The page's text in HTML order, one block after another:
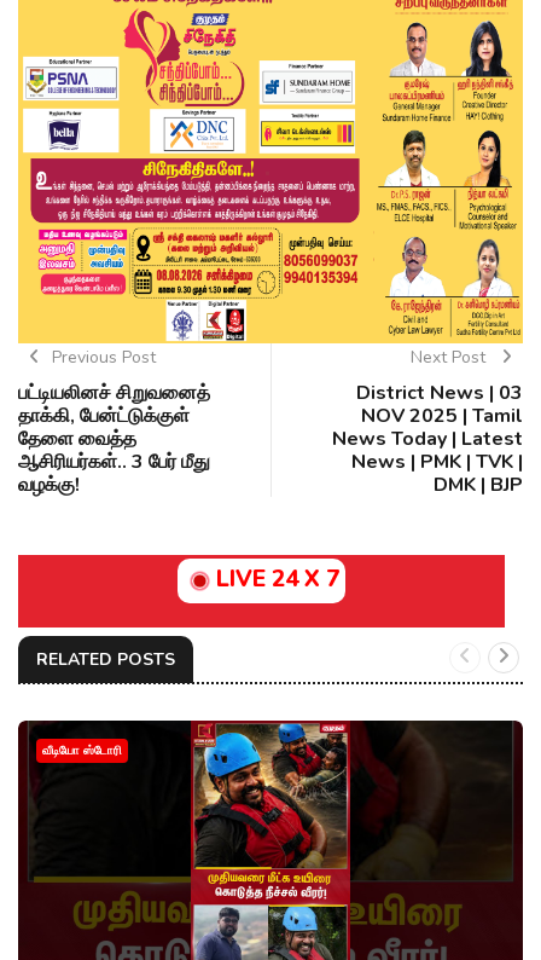
Previous Post
பட்டியலினச் சிறுவனைத்
தாக்கி, பேன்ட்டுக்குள்
தேளை வைத்த
ஆசிரியர்கள்.. 3 பேர் மீது
வழக்கு!
Next Post
District News | 03
NOV 2025 | Tamil
News Today | Latest
News | PMK | TVK |
DMK | BJP
LIVE 24 X 7
RELATED POSTS
வீடியோ ஸ்டோரி